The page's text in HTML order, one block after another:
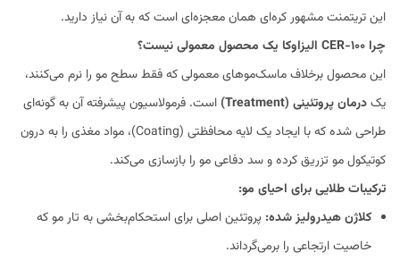
این تریتمنت مشهور کره‌ای همان معجزه‌ای است که به آن نیاز دارید.
چرا CER-100 الیزاوکا یک محصول معمولی نیست؟
این محصول برخلاف ماسک‌موهای معمولی که فقط سطح مو را نرم می‌کنند،
یکدرمان پروتئینی (Treatment)
است. فرمولاسیون پیشرفته آن به گونه‌ای
طراحی شده که با ایجاد یک لایه محافظتی (Coating)، مواد مغذی را به درون
کوتیکول مو تزریق کرده و سد دفاعی مو را بازسازی می‌کند.
ترکیبات طلایی برای احیای مو:
کلاژن هیدرولیز شده: پروتئین اصلی برای استحکام‌بخشی به تار مو که
خاصیت ارتجاعی را برمی‌گرداند.